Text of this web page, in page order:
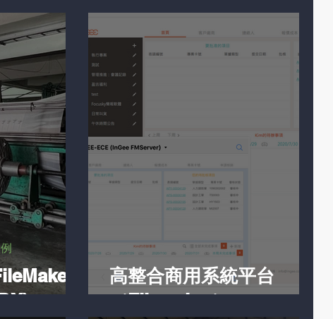
高整合商用系統平台
（Filemaker）